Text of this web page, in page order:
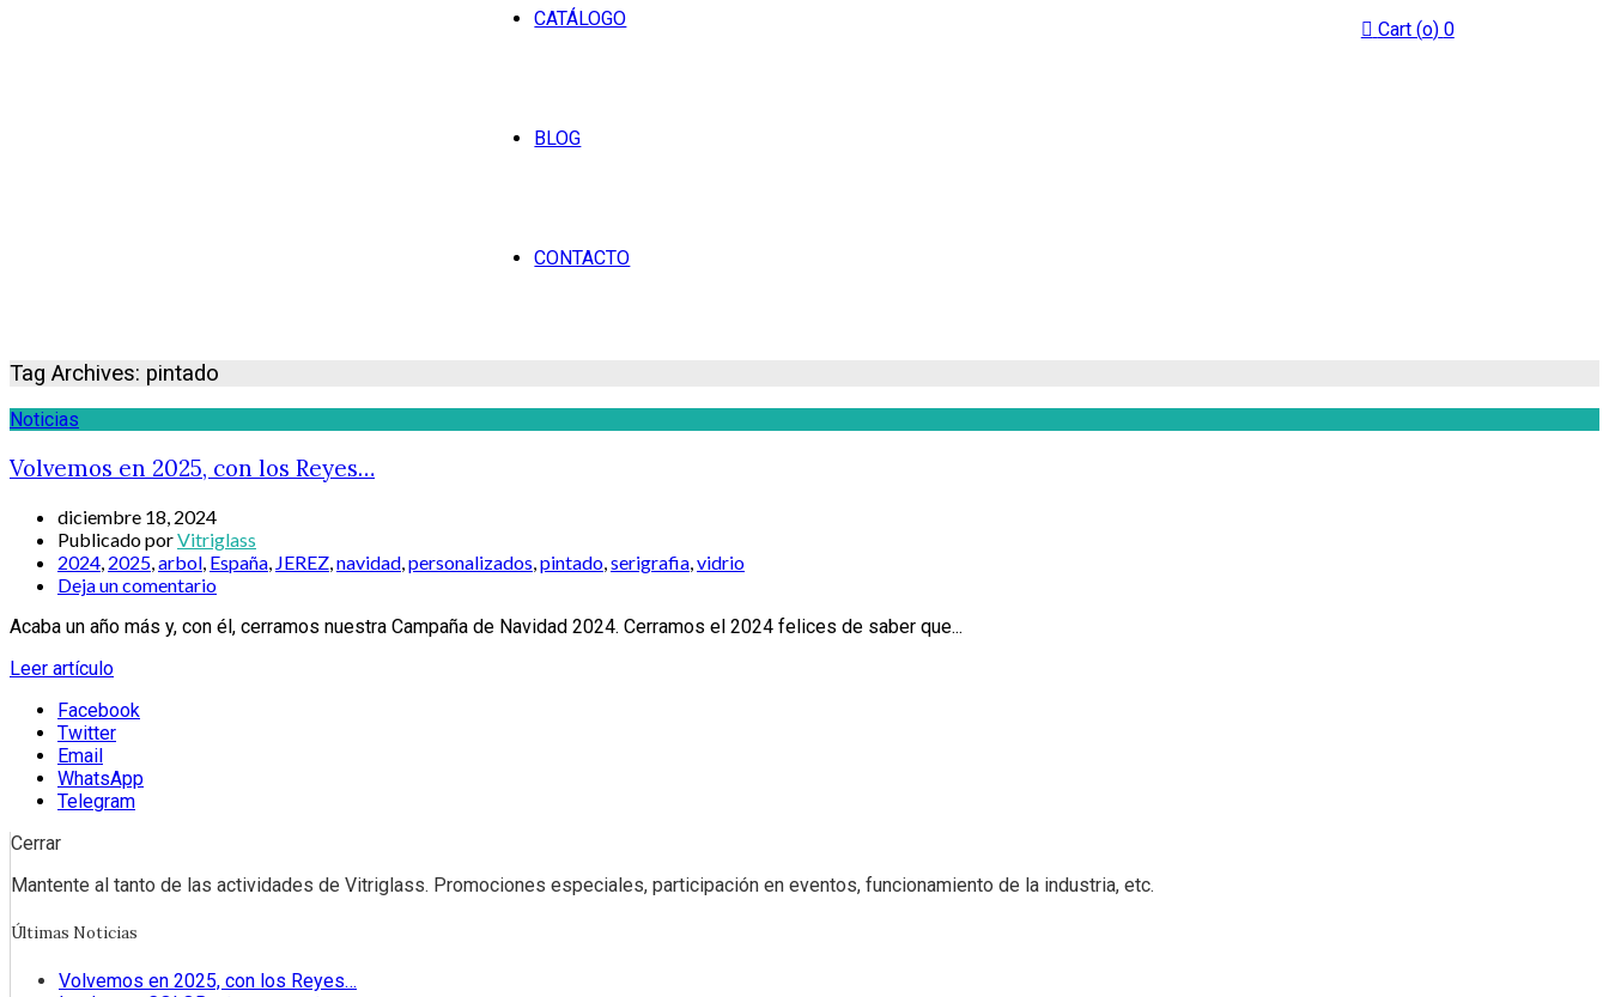
CATÁLOGO
BLOG
CONTACTO
Cart (o) 0
Tag Archives: pintado
Noticias
Volvemos en 2025, con los Reyes…
diciembre 18, 2024
Publicado porVitriglass
2024, 2025,arbol, España, JEREZ,navidad,personalizados,pintado,serigrafia,vidrio
Deja un comentario
Acaba un año más y, con él, cerramos nuestra Campaña de Navidad 2024. Cerramos el 2024 felices de saber que...
Leer artículo
Facebook
Twitter
Email
WhatsApp
Telegram
Cerrar
Mantente al tanto de las actividades de Vitriglass. Promociones especiales, participación en eventos, funcionamiento de la industria, etc.
Últimas Noticias
Volvemos en 2025, con los Reyes…